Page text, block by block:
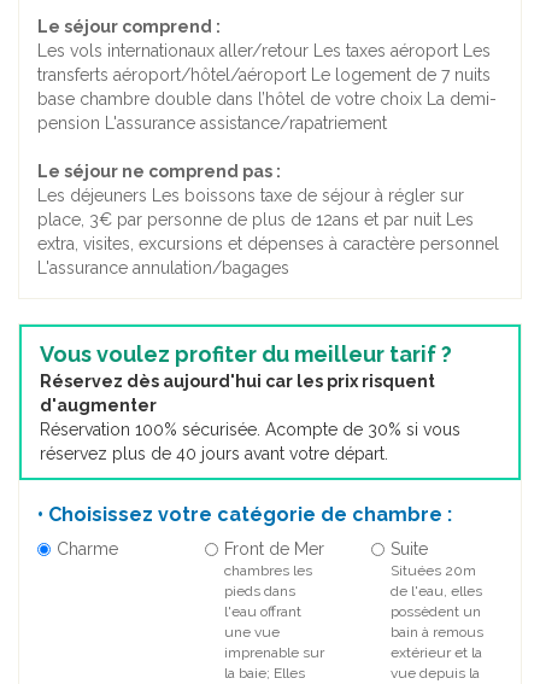
Le séjour comprend :
Les vols internationaux aller/retour Les taxes aéroport Les
transferts aéroport/hôtel/aéroport Le logement de 7 nuits
base chambre double dans l’hôtel de votre choix La demi-
pension L'assurance assistance/rapatriement
Le séjour ne comprend pas :
Les déjeuners Les boissons taxe de séjour à régler sur
place, 3€ par personne de plus de 12ans et par nuit Les
extra, visites, excursions et dépenses à caractère personnel
L'assurance annulation/bagages
Vous voulez profiter du meilleur tarif ?
Réservez dès aujourd'hui car les prix risquent
d'augmenter
Réservation 100% sécurisée. Acompte de 30% si vous
réservez plus de 40 jours avant votre départ.
• Choisissez votre catégorie de chambre :
Charme Front de Mer
chambres les
pieds dans
l'eau offrant
une vue
imprenable sur
la baie; Elles
Suite
Situées 20m
de l'eau, elles
possèdent un
bain à remous
extérieur et la
vue depuis la